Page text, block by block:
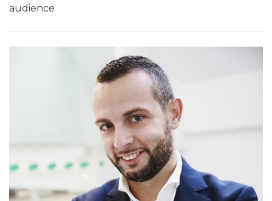
audience